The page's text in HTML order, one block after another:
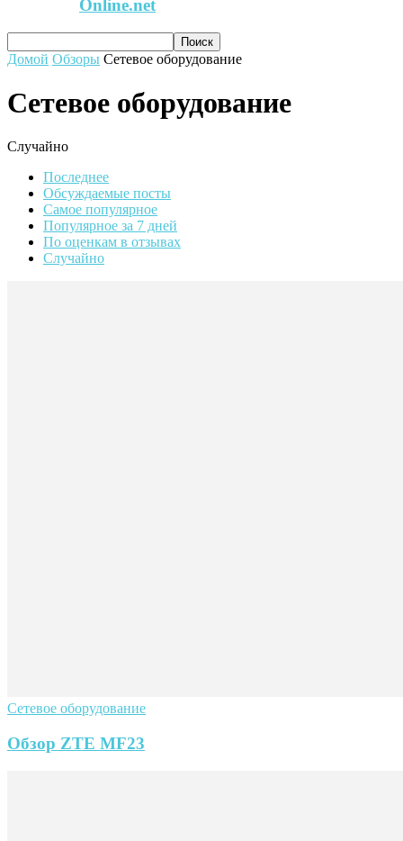
Online.net
Домой Обзоры Сетевое оборудование
Сетевое оборудование
Случайно
Последнее
Обсуждаемые посты
Самое популярное
Популярное за 7 дней
По оценкам в отзывах
Случайно
Сетевое оборудование
Обзор ZTE MF23